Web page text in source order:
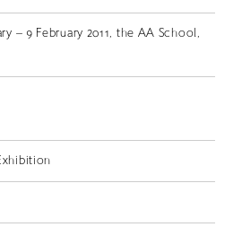
– 9 February 2011, the AA School,